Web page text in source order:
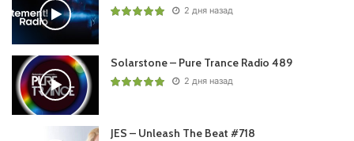
2 дня назад
Solarstone – Pure Trance Radio 489
2 дня назад
JES – Unleash The Beat #718